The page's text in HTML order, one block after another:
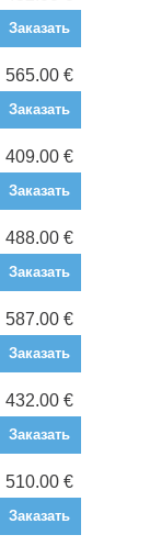
Заказать
565.00 €
Заказать
409.00 €
Заказать
488.00 €
Заказать
587.00 €
Заказать
432.00 €
Заказать
510.00 €
Заказать